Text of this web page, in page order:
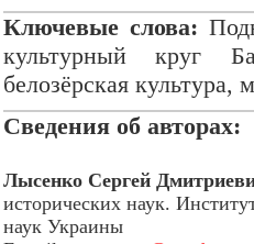
Ключевые слова:
культурный круг
белозёрская культура,
Сведения об авторах:
Лысенко Сергей
исторических наук.
наук Украины